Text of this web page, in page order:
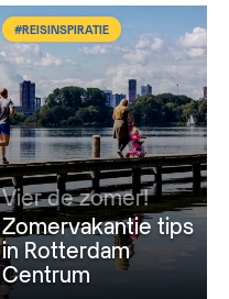
#REISINSPIRATIE
Vier de zomer!
Zomervakantie tips
in Rotterdam
Centrum